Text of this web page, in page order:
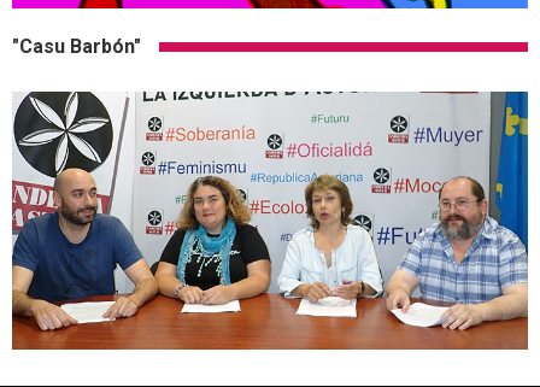
"Casu Barbón"